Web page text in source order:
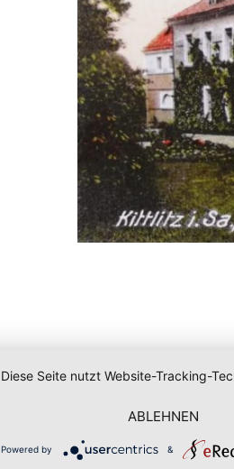
Diese Seite nutzt Website-Tracking-
ABLEHNEN
Powered by &